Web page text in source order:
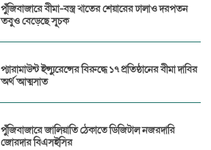
পুঁজিবাজারে বীমা-বস্ত্র খাতের শেয়ারের ঢালাও দরপতন
তবুও বেড়েছে সূচক
প্যারামাউন্ট ইন্স্যুরেন্সের বিরুদ্ধে ১৭ প্রতিষ্ঠানের বীমা দাবির
অর্থ আত্মসাত
পুঁজিবাজারে জালিয়াতি ঠেকাতে ডিজিটাল নজরদারি
জোরদার বিএসইসির